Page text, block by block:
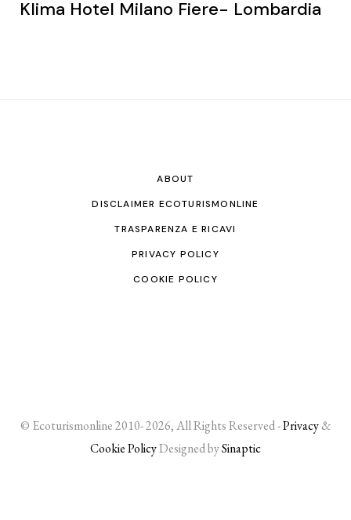
Klima Hotel Milano Fiere- Lombardia
ABOUT
DISCLAIMER ECOTURISMONLINE
TRASPARENZA E RICAVI
PRIVACY POLICY
COOKIE POLICY
© Ecoturismonline 2010- 2026, All Rights Reserved -Privacy&
Cookie PolicyDesigned bySinaptic